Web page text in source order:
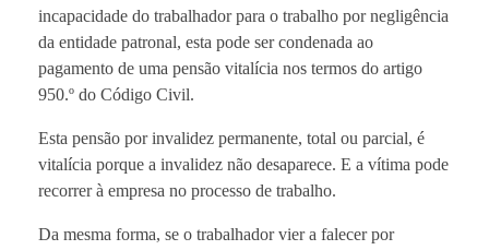
incapacidade do trabalhador para o trabalho por negligência
da entidade patronal, esta pode ser condenada ao
pagamento de uma pensão vitalícia nos termos do artigo
950.º do Código Civil.
Esta pensão por invalidez permanente, total ou parcial, é
vitalícia porque a invalidez não desaparece. E a vítima pode
recorrer à empresa no processo de trabalho.
Da mesma forma, se o trabalhador vier a falecer por